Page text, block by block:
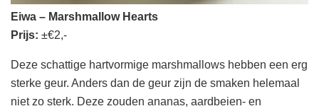
Eiwa – Marshmallow Hearts
Prijs: ±€2,-
Deze schattige hartvormige marshmallows hebben een erg
sterke geur. Anders dan de geur zijn de smaken helemaal
niet zo sterk. Deze zouden ananas, aardbeien- en